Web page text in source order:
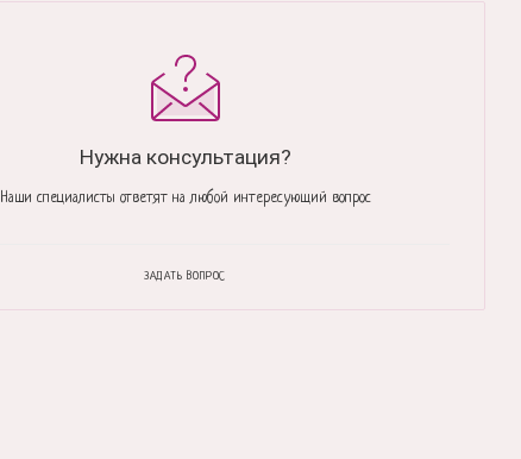
Нужна консультация?
Наши специалисты ответят на любой интересующий вопрос
ЗАДАТЬ ВОПРОС